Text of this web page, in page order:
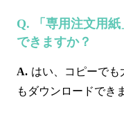
「専用注文用
できますか？
はい、コピーでも
もダウンロードでき